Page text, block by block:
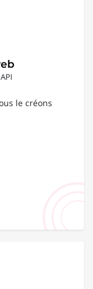
le créons